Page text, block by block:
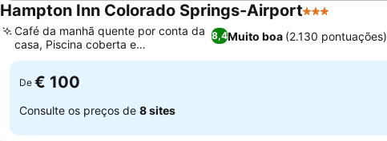
Hampton Inn Colorado Springs-Airport3 Estrelas
8,4Muito boa (2.130 pontuações)
Café da manhã quente por conta da
casa, Piscina coberta e
hidromassagem
De € 100
Consulte os preços de 8 sites